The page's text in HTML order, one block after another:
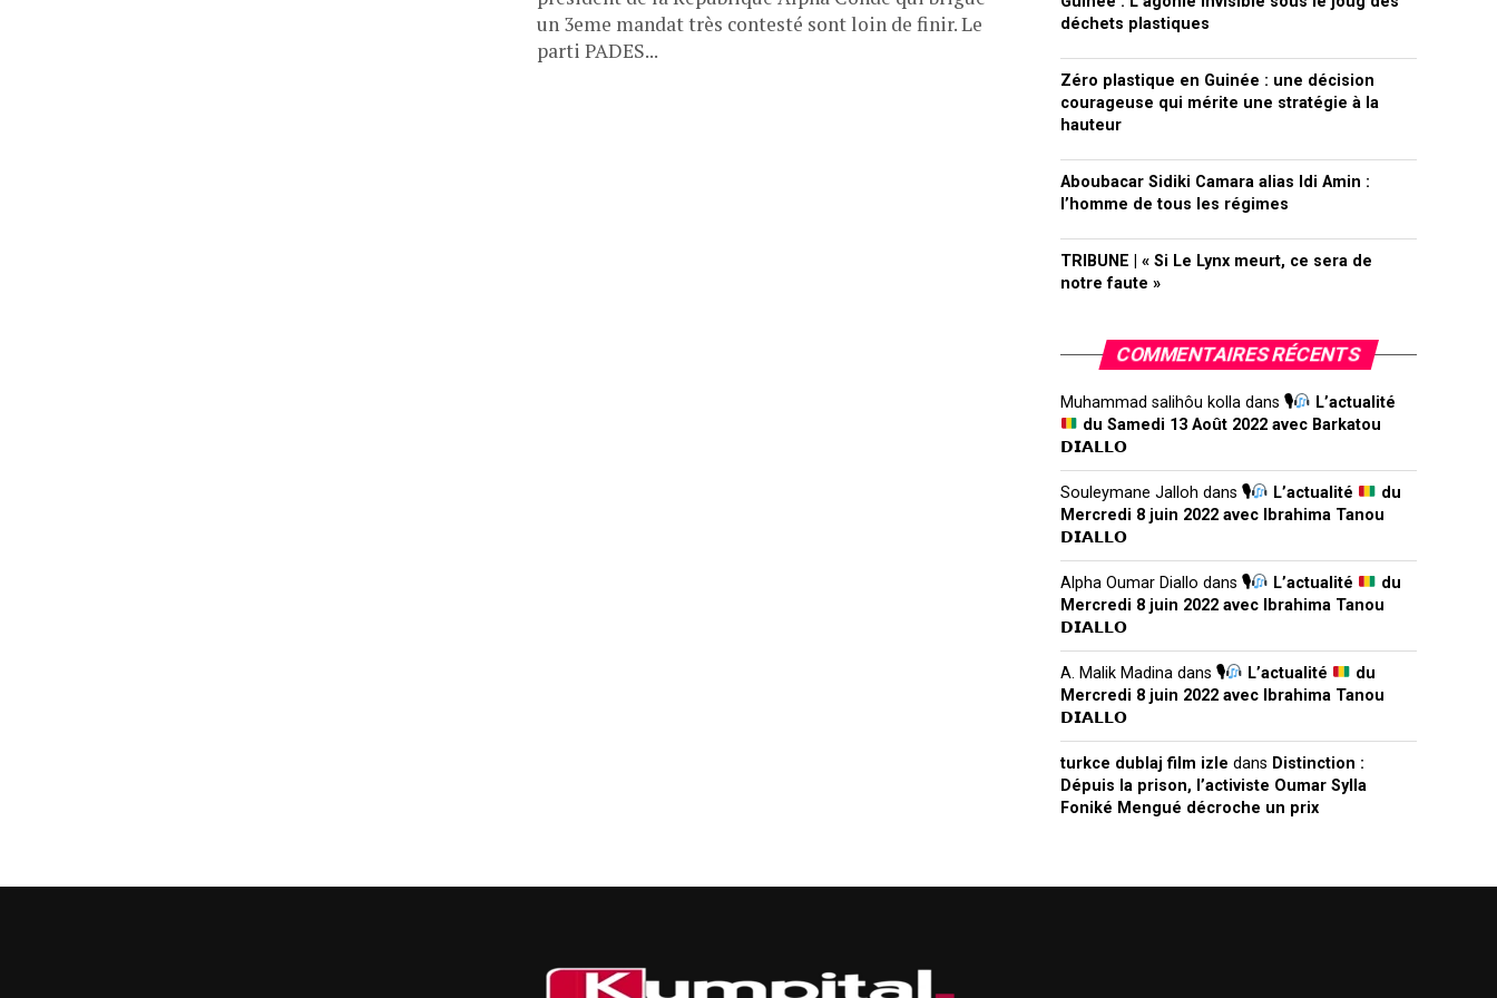
un 3eme mandat très contesté sont loin de finir. Le
parti PADES...
déchets plastiques
Zéro plastique en Guinée : une décision
courageuse qui mérite une stratégie à la
hauteur
Aboubacar Sidiki Camara alias Idi Amin :
l’homme de tous les régimes
TRIBUNE | « Si Le Lynx meurt, ce sera de
notre faute »
COMMENTAIRES RÉCENTS
Muhammad salihôu kolla dans 🎙
L’actualité
du Samedi 13 Août 2022 avec Barkatou
𝗗𝗜𝗔𝗟𝗟𝗢
Souleymane Jalloh dans 🎙 L’actualité
du
Mercredi 8 juin 2022 avec Ibrahima Tanou
𝗗𝗜𝗔𝗟𝗟𝗢
Alpha Oumar Diallo dans 🎙 L’actualité
du
Mercredi 8 juin 2022 avec Ibrahima Tanou
𝗗𝗜𝗔𝗟𝗟𝗢
A. Malik Madina dans 🎙 L’actualité
du
Mercredi 8 juin 2022 avec Ibrahima Tanou
𝗗𝗜𝗔𝗟𝗟𝗢
turkce dublaj film izle dans Distinction :
Dépuis la prison, l’activiste Oumar Sylla
Foniké Mengué décroche un prix